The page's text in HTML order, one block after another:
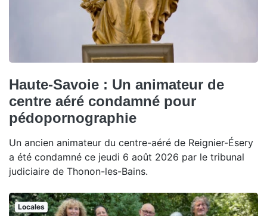
Haute-Savoie : Un animateur de
centre aéré condamné pour
pédopornographie
Un ancien animateur du centre-aéré de Reignier-Ésery
a été condamné ce jeudi 6 août 2026 par le tribunal
judiciaire de Thonon-les-Bains.
Locales